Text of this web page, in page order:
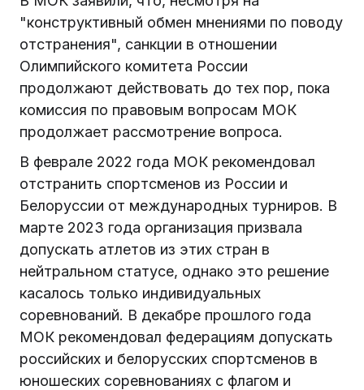
"конструктивный обмен мнениями по поводу
отстранения", санкции в отношении
Олимпийского комитета России
продолжают действовать до тех пор, пока
комиссия по правовым вопросам МОК
продолжает рассмотрение вопроса.
В феврале 2022 года МОК рекомендовал
отстранить спортсменов из России и
Белоруссии от международных турниров. В
марте 2023 года организация призвала
допускать атлетов из этих стран в
нейтральном статусе, однако это решение
касалось только индивидуальных
соревнований. В декабре прошлого года
МОК рекомендовал федерациям допускать
российских и белорусских спортсменов в
юношеских соревнованиях с флагом и